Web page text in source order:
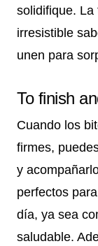
solidifique. La
irresistible
unen para
To finish
Cuando los
firmes,
y
perfectos
día, ya sea
saludable.